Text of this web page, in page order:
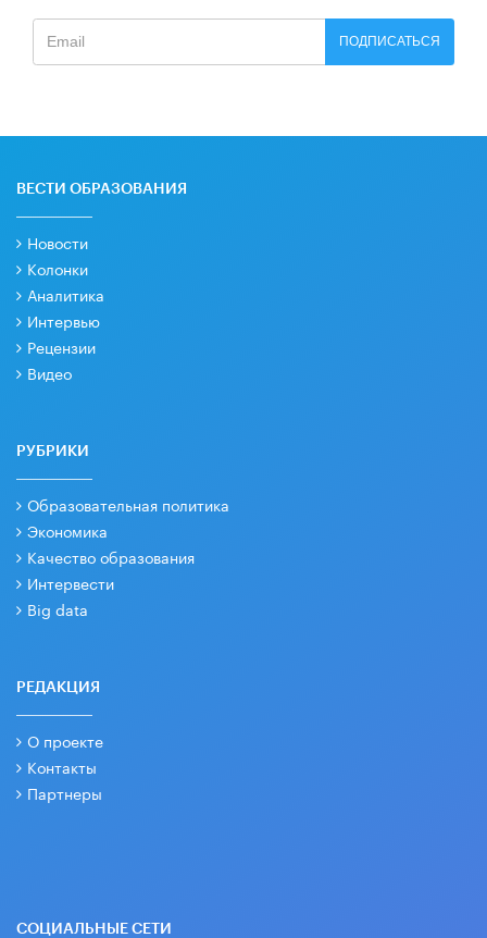
ПОДПИСАТЬСЯ
ВЕСТИ ОБРАЗОВАНИЯ
Новости
Колонки
Аналитика
Интервью
Рецензии
Видео
РУБРИКИ
Образовательная политика
Экономика
Качество образования
Интервести
Big data
РЕДАКЦИЯ
О проекте
Контакты
Партнеры
СОЦИАЛЬНЫЕ СЕТИ